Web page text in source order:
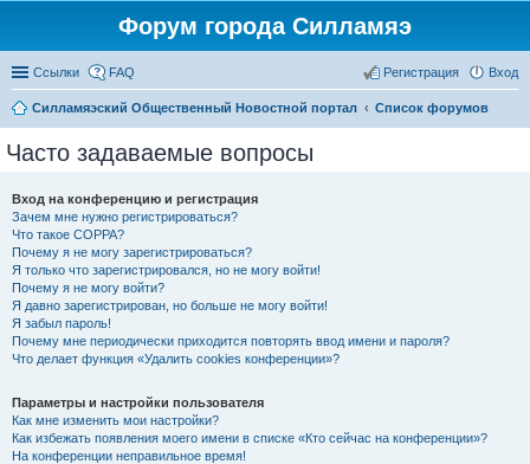
Форум города Силламяэ
Ссылки FAQ Вход
Регистрация
Силламяэский Общественный Новостной портал Список форумов
Часто задаваемые вопросы
Вход на конференцию и регистрация
Зачем мне нужно регистрироваться?
Что такое COPPA?
Почему я не могу зарегистрироваться?
Я только что зарегистрировался, но не могу войти!
Почему я не могу войти?
Я давно зарегистрирован, но больше не могу войти!
Я забыл пароль!
Почему мне периодически приходится повторять ввод имени и пароля?
Что делает функция «Удалить cookies конференции»?
Параметры и настройки пользователя
Как мне изменить мои настройки?
Как избежать появления моего имени в списке «Кто сейчас на конференции»?
На конференции неправильное время!